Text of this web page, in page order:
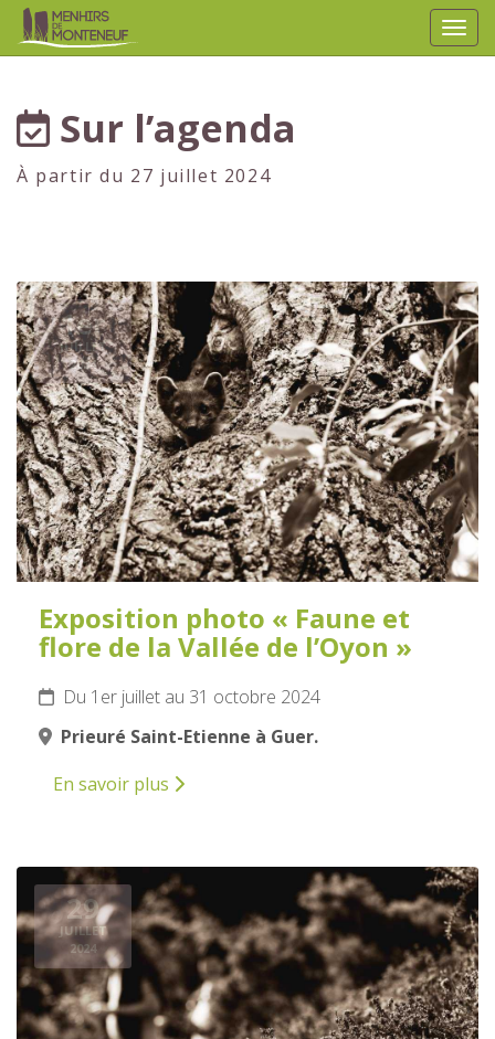
Sur l’agenda
À partir du 27 juillet 2024
1er
JUILLET
2024
Exposition photo « Faune et
flore de la Vallée de l’Oyon »
Du 1er juillet au 31 octobre 2024
Prieuré Saint-Etienne à Guer.
En savoir plus
29
JUILLET
2024